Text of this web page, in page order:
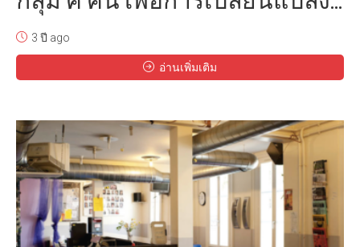
3 ปี ago
อ่านเพิ่มเติม